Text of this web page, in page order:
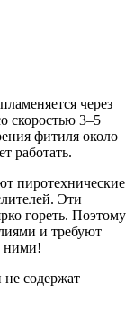
через
скоростью 3–5
фитиля около
работать.
пиротехнические
Эти
гореть. Поэтому
и требуют
ними!
содержат